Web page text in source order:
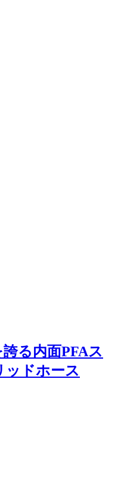
る内面PFAス
ッドホース